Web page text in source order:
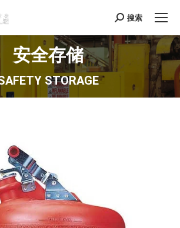
Search:
搜索
安全存储
STORAGE